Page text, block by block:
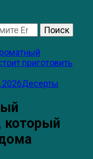
приготовить
Десерты
который